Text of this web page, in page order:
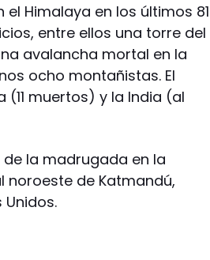
Himalaya en los últimos 81
entre ellos una torre del
avalancha mortal en la
ocho montañistas. El
muertos) y la India (al
de la madrugada en la
noroeste de Katmandú,